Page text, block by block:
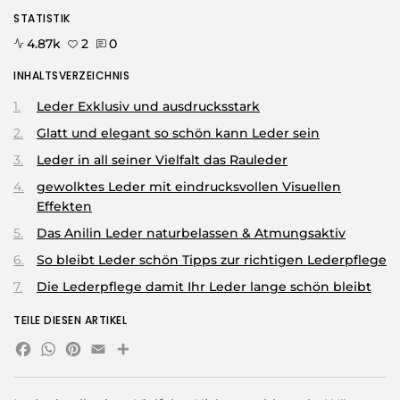
STATISTIK
4.87k 2 0
INHALTSVERZEICHNIS
Leder Exklusiv und ausdrucksstark
Glatt und elegant so schön kann Leder sein
Leder in all seiner Vielfalt das Rauleder
gewolktes Leder mit eindrucksvollen Visuellen
Effekten
Das Anilin Leder naturbelassen & Atmungsaktiv
So bleibt Leder schön Tipps zur richtigen Lederpflege
Die Lederpflege damit Ihr Leder lange schön bleibt
TEILE DIESEN ARTIKEL
Facebook
WhatsApp
Pinterest
Email
Teilen